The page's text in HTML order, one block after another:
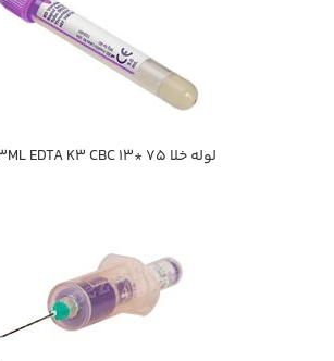
لوله خلا 75 *13 3ML EDTA K3 CBC آوا